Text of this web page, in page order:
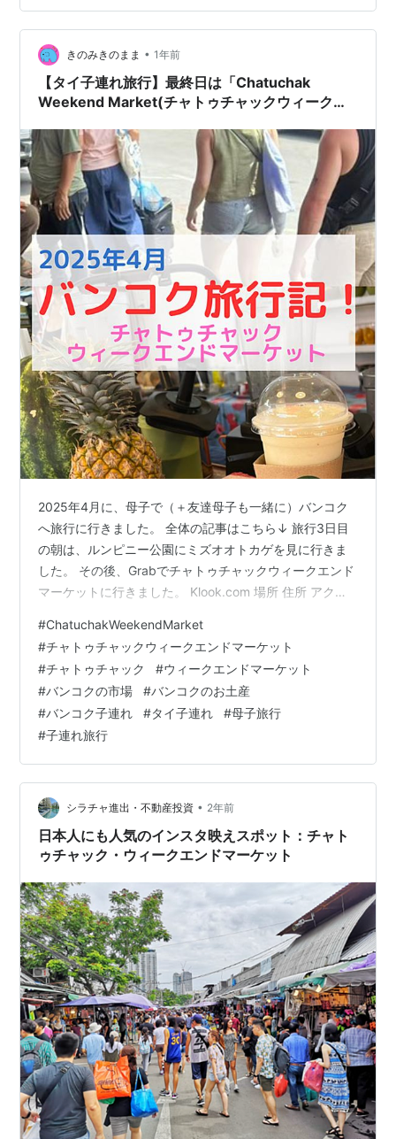
基調にした上品な佇まいの「Sicha Premium Thai Tea」
がありました。 【カフェ情報】 店名：Sicha Premium
Thai Tea（シチャ・プレ…
きのみきのまま • 1年前
【タイ子連れ旅行】最終日は「Chatuchak
Weekend Market(チャトゥチャックウィークエ
2025年4月に、母子で（＋友達母子も一緒に）バンコク
へ旅行に行きました。 全体の記事はこちら↓ 旅行3日目
の朝は、ルンピニー公園にミズオオトカゲを見に行きま
した。 その後、Grabでチャトゥチャックウィークエンド
マーケットに行きました。 Klook.com 場所 住所 アクセ
Chatuchak, Bangkok 10900 アクセス 地下鉄MRTガム
ペーンペット駅から徒歩3分地下鉄MRTスワンチャトゥチ
ャック(チャトゥチャックパーク)駅から徒歩4分BTSモー
チット駅から徒歩5分 営業時間 毎週土・日のみ 09:00～
1…
#ChatuchakWeekendMarket
#チャトゥチャックウィークエンドマーケット
#チャトゥチャック #ウィークエンドマーケット
#バンコクの市場 #バンコクのお土産
#バンコク子連れ #タイ子連れ #母子旅行
#子連れ旅行
シラチャ進出・不動産投資 • 2年前
日本人にも人気のインスタ映えスポット：チャト
ゥチャック・ウィークエンドマーケット